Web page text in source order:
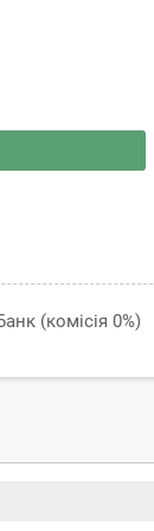
(комісія 0%)